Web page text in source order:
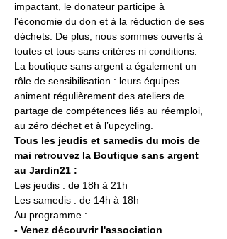
impactant, le donateur participe à
l'économie du don et à la réduction de ses
déchets. De plus, nous sommes ouverts à
toutes et tous sans critères ni conditions.
La boutique sans argent a également un
rôle de sensibilisation : leurs équipes
animent régulièrement des ateliers de
partage de compétences liés au réemploi,
au zéro déchet et à l’upcycling.
Tous les jeudis et samedis du mois de
mai retrouvez la Boutique sans argent
au Jardin21 :
Les jeudis : de 18h à 21h
Les samedis : de 14h à 18h
Au programme :
- Venez découvrir l'association